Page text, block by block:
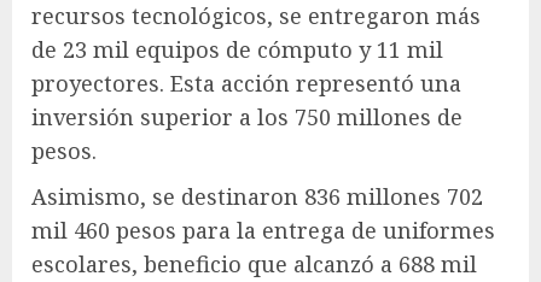
recursos tecnológicos, se entregaron más
de 23 mil equipos de cómputo y 11 mil
proyectores. Esta acción representó una
inversión superior a los 750 millones de
pesos.
Asimismo, se destinaron 836 millones 702
mil 460 pesos para la entrega de uniformes
escolares, beneficio que alcanzó a 688 mil